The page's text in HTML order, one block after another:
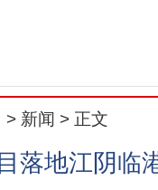
> 新闻 > 正文
落地江阴临